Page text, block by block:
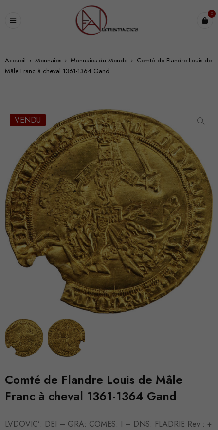
0
Accueil › Monnaies › Monnaies du Monde › Comté de Flandre Louis de
Mâle Franc à cheval 1361-1364 Gand
VENDU
Comté de Flandre Louis de Mâle
Franc à cheval 1361-1364 Gand
LVDOVIC’: DEI – GRA: COMES: I – DNS: FLADRIE Rev : +